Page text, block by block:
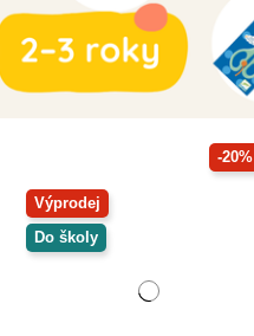
-20%
Výprodej
Do školy